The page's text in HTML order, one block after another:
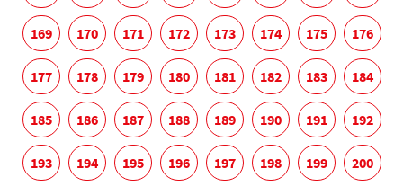
169 170 171 172 173 174 175 176
177 178 179 180 181 182 183 184
185 186 187 188 189 190 191 192
193 194 195 196 197 198 199 200